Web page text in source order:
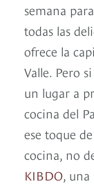
semana
todas las
ofrece la
Valle. Pero
un lugar a
cocina del
ese toque
cocina, no
KIBDO, una